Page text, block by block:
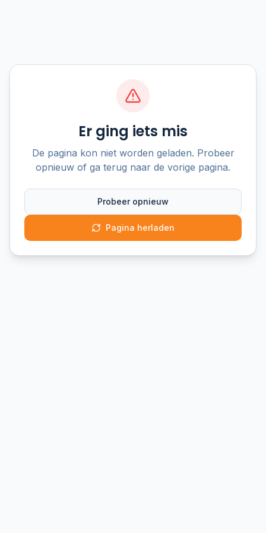
Er ging iets mis
De pagina kon niet worden geladen. Probeer
opnieuw of ga terug naar de vorige pagina.
Probeer opnieuw
Pagina herladen